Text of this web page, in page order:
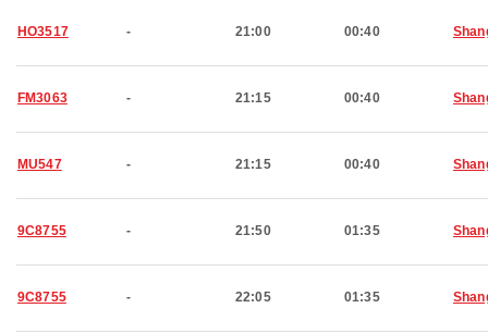
HO3517 - 21:00 00:40
FM3063 - 21:15 00:40
MU547 - 21:15 00:40
9C8755 - 21:50 01:35
9C8755 - 22:05 01:35